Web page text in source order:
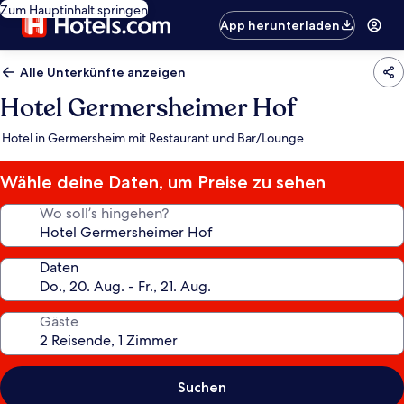
Zum Hauptinhalt springen
App herunterladen
Alle Unterkünfte anzeigen
Hotel Germersheimer Hof
Hotel in Germersheim mit Restaurant und Bar/Lounge
Wähle deine Daten, um Preise zu sehen
Wo soll’s hingehen?
Daten
Gäste
Suchen